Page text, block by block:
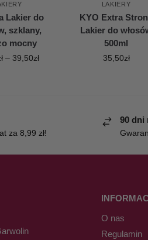
Lakier do
szklany,
mocny
– 39,50zł
LAKIERY
KYO Extra
Lakier do
500ml
35,50zł
za 8,99 zł!
90 dni
O nas
Regulamin